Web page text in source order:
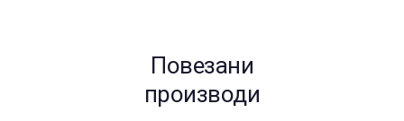
Повезани
производи